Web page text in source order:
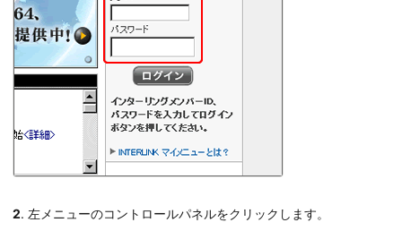
2. 左メニューのコントロールパネルをクリックします。